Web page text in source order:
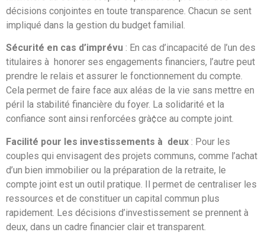
décisions conjointes en toute transparence. Chacun se sent
impliqué dans la gestion du budget familial.
Sécurité en cas d’imprévu : En cas d’incapacité de l’un des
titulaires à honorer ses engagements financiers, l’autre peut
prendre le relais et assurer le fonctionnement du compte.
Cela permet de faire face aux aléas de la vie sans mettre en
péril la stabilité financière du foyer. La solidarité et la
confiance sont ainsi renforcées grà¢ce au compte joint.
Facilité pour les investissements à deux : Pour les
couples qui envisagent des projets communs, comme l’achat
d’un bien immobilier ou la préparation de la retraite, le
compte joint est un outil pratique. Il permet de centraliser les
ressources et de constituer un capital commun plus
rapidement. Les décisions d’investissement se prennent à
deux, dans un cadre financier clair et transparent.